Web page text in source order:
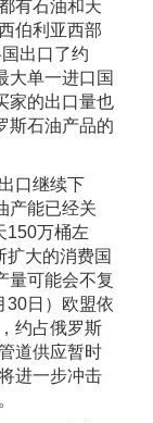
有石油和天
伯利亚西部
出口了约
大单一进口国
家的出口量也
斯石油产品的
口继续下
产能已经关
150万桶左
大的消费国
量可能会不复
30日）欧盟依
约占俄罗斯
道供应暂时
进一步冲击